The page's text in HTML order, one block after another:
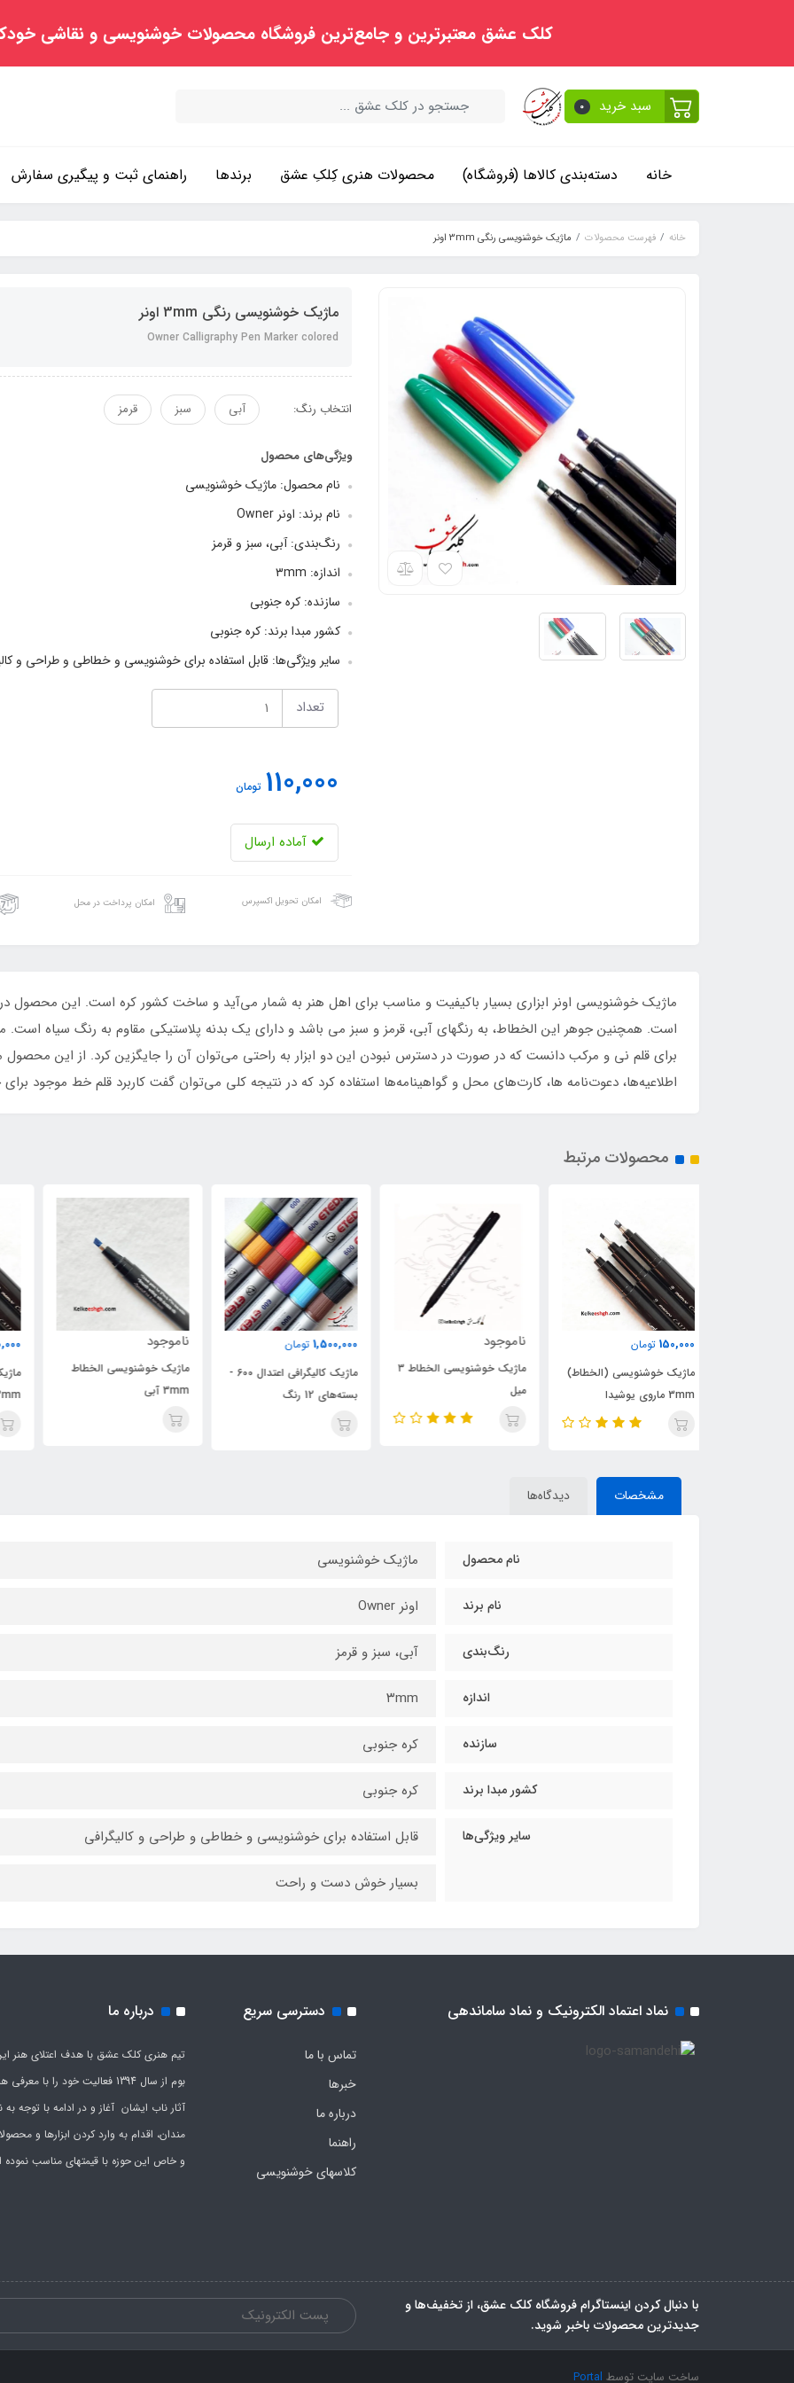
کلک عشق معتبرترین و جامع‌ترین فروشگاه محصولات خوشنویسی و نقاشی
سبد خرید 0
خانه دسته‌بندی کالاها (فروشگاه) محصولات هنری کِلکِ عشق برندها راهنمای ثبت و پیگیری سفارش
خانه فهرست محصولات ماژیک خوشنویسی رنگی 3mm اونر
ماژیک خوشنویسی رنگی 3mm اونر
Owner Calligraphy Pen Marker colored
انتخاب رنگ: آبی سبز قرمز
ویژگی‌های محصول
نام محصول: ماژیک خوشنویسی
نام برند: اونر Owner
رنگ‌بندی: آبی، سبز و قرمز
اندازه: ۳mm
سازنده: کره جنوبی
کشور مبدا برند: کره جنوبی
سایر ویژگی‌ها: قابل استفاده برای خوشنویسی و خطاطی و طراحی
تعداد
110,000 تومان
آماده ارسال
امکان تحویل اکسپرس امکان پرداخت در محل
است. همچنین جوهر این الخطاط، به رنگهای آبی، قرمز و سبز می باشد و دارای یک بدنه پلاستیکی مقاوم به رنگ سیاه است.
برای قلم نی و مرکب دانست که در صورت در دسترس نبودن این دو ابزار به راحتی می‌توان آن را جایگزین کرد. از این محصول
اطلاعیه‌ها، دعوت‌نامه ها، کارت‌های محل و گواهینامه‌ها استفاده کرد که در نتیجه کلی می‌توان گفت کاربرد قلم خط موجود
محصولات مرتبط
ناموجود
میل
1,500,000
بسته‌های 12 رنگ
ناموجود
ماژیک خوشنویسی الخطاط
3mm آبی
150,000
ماژیک خوشنویسی (الخطاط)
3mm ماروی یوشیدا
مشخصات دیدگاه‌ها
نام محصول ماژیک خوشنویسی
نام برند اونر Owner
رنگ‌بندی آبی، سبز و قرمز
اندازه ۳mm
سازنده کره جنوبی
کشور مبدا برند کره جنوبی
سایر ویژگی‌ها قابل استفاده برای خوشنویسی و خطاطی و طراحی و کالیگرافی
بسیار خوش دست و راحت
نماد اعتماد الکترونیک و نماد ساماندهی دسترسی سریع
تماس با ما
خبرها
درباره ما
راهنما
کلاسهای خوشنویسی
درباره ما
تیم هنری کلک عشق با هدف اعتلای هنر
بوم از سال 1394 فعالیت خود را با
آثار ناب ایشان آغاز و در ادامه با توجه به
مندان، اقدام به وارد کردن ابزارها و
و خاص این حوزه با قیمتهای مناسب
با دنبال کردن اینستاگرام فروشگاه کلک عشق، از تخفیف‌ها و
جدیدترین‌ محصولات باخبر شوید.
ساخت سایت توسط Portal